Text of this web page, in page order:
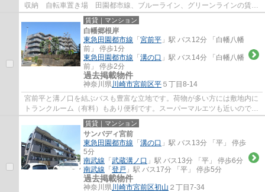
収納 自転車置き場 田園都市線、ブルーライン、グリーンラインの賃貸
物件をお探しでしたら、マイホームワンにお...
賃貸｜マンション
白幡郷根岸
東急田園都市線 「 宮前平 」駅 バス12分 「白幡八幡
前」 停歩1分
東急田園都市線 「 溝の口 」駅 バス14分 「白幡八幡
前」 停歩2分
過去掲載物件
神奈川県川崎市宮前区平 ５丁目8-14
宮前平と溝ノ口を結ぶバスも豊富な立地です。荷物が多い方には敷地内に
トランクルーム（有料）もあり便利です。スーパーマルエツも近いのでお
買い物もしやすく穏やかな環境で暮らした...
賃貸｜マンション
サンバディ宮前
東急田園都市線 「 溝の口 」駅 バス13分 「平」 停歩
5分
南武線 「 武蔵溝ノ口 」駅 バス13分 「平」 停歩6分
南武線 「 登戸 」駅 バス17分 「平」 停歩5分
過去掲載物件
神奈川県川崎市宮前区初山 ２丁目7-34